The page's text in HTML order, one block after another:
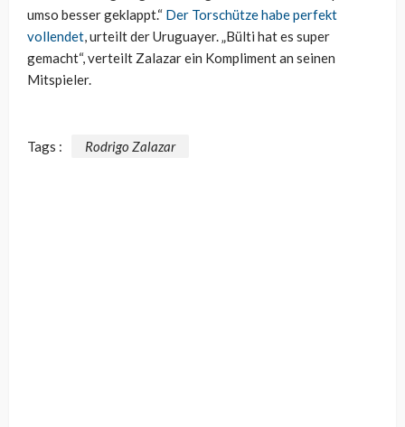
umso besser geklappt.“ Der Torschütze habe perfekt
vollendet, urteilt der Uruguayer. „Bülti hat es super
gemacht“, verteilt Zalazar ein Kompliment an seinen
Mitspieler.
Tags : Rodrigo Zalazar